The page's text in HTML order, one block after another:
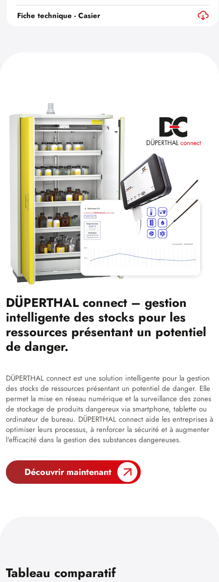
Fiche technique - Casier
DÜPERTHAL connect – gestion
intelligente des stocks pour les
ressources présentant un potentiel
de danger.
DÜPERTHAL connect est une solution intelligente pour la gestion
des stocks de ressources présentant un potentiel de danger. Elle
permet la mise en réseau numérique et la surveillance des zones
de stockage de produits dangereux via smartphone, tablette ou
ordinateur de bureau. DÜPERTHAL connect aide les entreprises à
optimiser leurs processus, à renforcer la sécurité et à augmenter
l'efficacité dans la gestion des substances dangereuses.
Découvrir maintenant
Tableau comparatif